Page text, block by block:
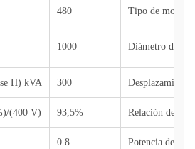
480 Tipo de motor
1000 Diámetro del
H) kVA 300
(400 V) 93,5% Relación de
0.8 Potencia de